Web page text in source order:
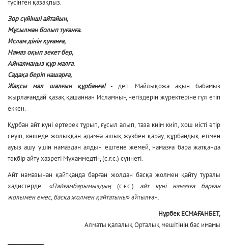
түсінген қазақпыз.
Зор сүйінші айтайын,
Мұсылман болып туғанға.
Ислам дінін қуғанға,
Намаз оқып зекет бер,
Айналмаңыз құр малға.
Садақа беріп нашарға,
Жақсы мал шалғын құрбанға!- деп Майлықожа ақын бабамыз
жырлағандай қазақ қашаннан Исламның негіздерін жүректеріне гүл етіп
еккен.
Құрбан айт күні ертерек тұрып, ғұсыл алып, таза киім киіп, хош иісті әтір
сеуіп, көшеде жолыққан адамға ашық жүзбен қарау, құрбандық етімен
ауыз ашу үшін намаздан алдын ештеңе жемей, намазға бара жатқанда
тәкбір айту хазреті Мұхаммедтің (с.ғ.с.) сүннеті.
Айт намазынан қайтқанда барған жолдан басқа жолмен қайту туралы
хадистерде: «Пайғамбарымыздың (с.ғ.с.) айт күні намазға барған
жолымен емес, басқа жолмен қайтатыны» айтылған.
Нұрбек ЕСМАҒАНБЕТ,
Алматы қалалық Орталық мешітінің бас имамы